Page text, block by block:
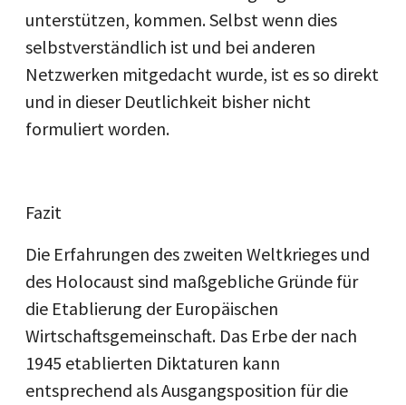
unterstützen, kommen. Selbst wenn dies
selbstverständlich ist und bei anderen
Netzwerken mitgedacht wurde, ist es so direkt
und in dieser Deutlichkeit bisher nicht
formuliert worden.
Fazit
Die Erfahrungen des zweiten Weltkrieges und
des Holocaust sind maßgebliche Gründe für
die Etablierung der Europäischen
Wirtschaftsgemeinschaft. Das Erbe der nach
1945 etablierten Diktaturen kann
entsprechend als Ausgangsposition für die